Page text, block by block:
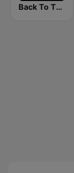
Back To The 80's Radio